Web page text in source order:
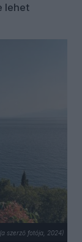
lehet
szerző fotója, 2024)